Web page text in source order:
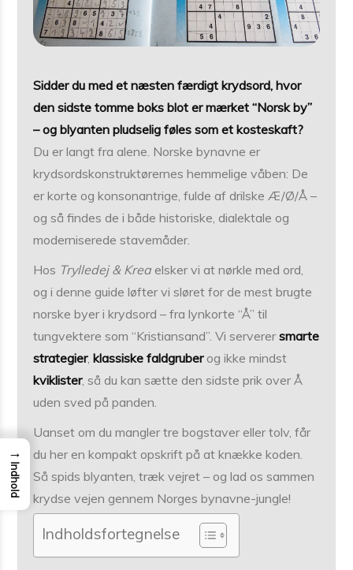
Sidder du med et næsten færdigt krydsord, hvor
den sidste tomme boks blot er mærket “Norsk by”
– og blyanten pludselig føles som et kosteskaft?
Du er langt fra alene. Norske bynavne er
krydsordskonstruktørernes hemmelige våben: De
er korte og konsonantrige, fulde af drilske Æ/Ø/Å –
og så findes de i både historiske, dialektale og
moderniserede stavemåder.
Hos Trylledej & Kreaelsker vi at nørkle med ord,
og i denne guide løfter vi sløret for de mest brugte
norske byer i krydsord – fra lynkorte “Å” til
tungvektere som “Kristiansand”. Vi serverersmarte
strategier,klassiske faldgruberog ikke mindst
kviklister, så du kan sætte den sidste prik over Å
uden sved på panden.
Uanset om du mangler tre bogstaver eller tolv, får
du her en kompakt opskrift på at knække koden.
Så spids blyanten, træk vejret – og lad os sammen
krydse vejen gennem Norges bynavne-jungle!
Indholdsfortegnelse
→
Indhold